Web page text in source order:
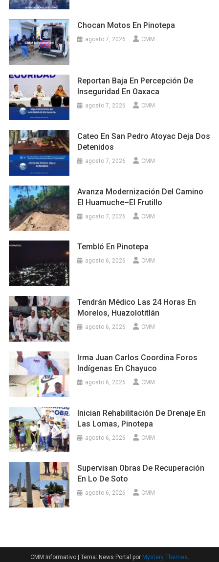
Chocan Motos En Pinotepa
agosto 7, 2026 CMM
Reportan Baja En Percepción De
Inseguridad En Oaxaca
agosto 7, 2026 CMM
Cateo En San Pedro Atoyac Deja Dos
Detenidos
agosto 7, 2026 CMM
Avanza Modernización Del Camino
El Huamuche–El Frutillo
agosto 7, 2026 CMM
Tembló En Pinotepa
agosto 6, 2026 CMM
Tendrán Médico Las 24 Horas En
Morelos, Huazolotitlán
agosto 6, 2026 CMM
Irma Juan Carlos Coordina Foros
Indígenas En Chayuco
agosto 6, 2026 CMM
Inician Rehabilitación De Drenaje En
Las Lomas, Pinotepa
agosto 6, 2026 CMM
Supervisan Obras De Recuperación
En Lo De Soto
agosto 6, 2026 CMM
CMM Informativo Tema: News Portal por Mystery Themes.